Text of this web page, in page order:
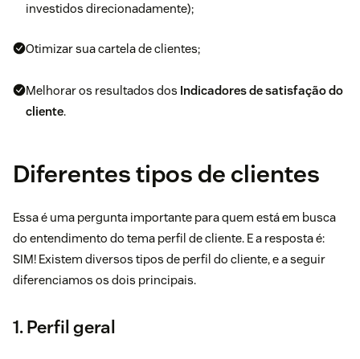
investidos direcionadamente);
Otimizar sua cartela de clientes;
Melhorar os resultados dos Indicadores de satisfação do
cliente.
Diferentes tipos de clientes
Essa é uma pergunta importante para quem está em busca
do entendimento do tema perfil de cliente. E a resposta é:
SIM! Existem diversos tipos de perfil do cliente, e a seguir
diferenciamos os dois principais.
1. Perfil geral